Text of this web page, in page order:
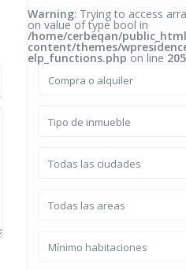
Warning: Trying to access
on value of type bool in
/home/cerbeqan/
content/themes/
elp_functions.php on line
Compra o alquiler
Tipo de inmueble
Todas las ciudades
Todas las areas
Mínimo habitaciones